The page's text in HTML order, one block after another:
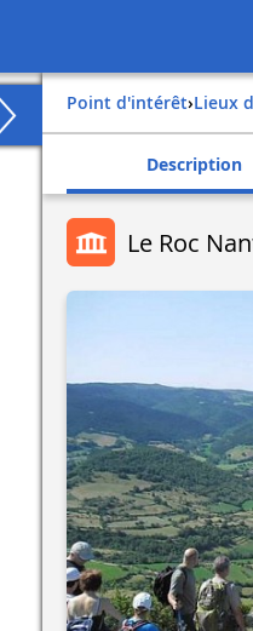
Point d'intérêt› Lieux
Description
Le Roc